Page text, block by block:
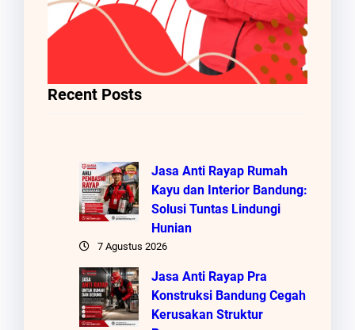
Recent Posts
Jasa Anti Rayap Rumah
Kayu dan Interior Bandung:
Solusi Tuntas Lindungi
Hunian
7 Agustus 2026
Jasa Anti Rayap Pra
Konstruksi Bandung Cegah
Kerusakan Struktur